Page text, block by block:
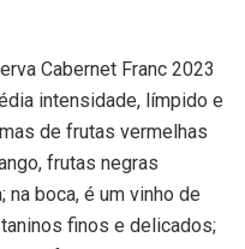
Cabernet Franc 2023
intensidade, límpido e
de frutas vermelhas
frutas negras
na boca, é um vinho de
finos e delicados;